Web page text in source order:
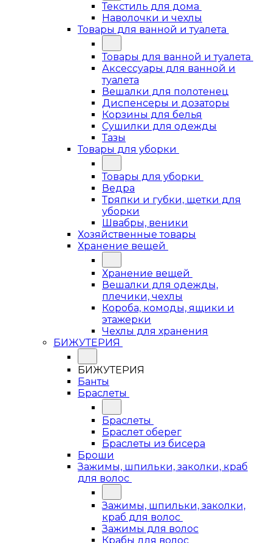
Текстиль для дома
Наволочки и чехлы
Товары для ванной и туалета
Товары для ванной и туалета
Аксессуары для ванной и
туалета
Вешалки для полотенец
Диспенсеры и дозаторы
Корзины для белья
Сушилки для одежды
Тазы
Товары для уборки
Товары для уборки
Ведра
Тряпки и губки, щетки для
уборки
Швабры, веники
Хозяйственные товары
Хранение вещей
Хранение вещей
Вешалки для одежды,
плечики, чехлы
Короба, комоды, ящики и
этажерки
Чехлы для хранения
БИЖУТЕРИЯ
БИЖУТЕРИЯ
Банты
Браслеты
Браслеты
Браслет оберег
Браслеты из бисера
Броши
Зажимы, шпильки, заколки, краб
для волос
Зажимы, шпильки, заколки,
краб для волос
Зажимы для волос
Крабы для волос